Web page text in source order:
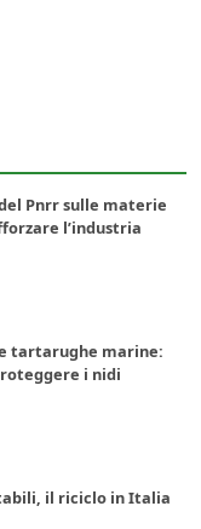
Pnrr sulle materie
l’industria
tartarughe marine:
i nidi
il riciclo in Italia